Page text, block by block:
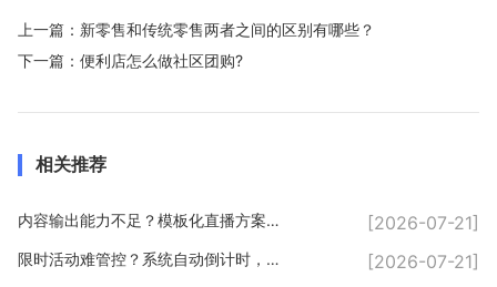
上一篇： 新零售和传统零售两者之间的区别有哪些？
下一篇： 便利店怎么做社区团购?
相关推荐
内容输出能力不足？模板化直播方案，轻松输出优质内容 [2026-07-21]
限时活动难管控？系统自动倒计时，规范直播营销玩法 [2026-07-21]